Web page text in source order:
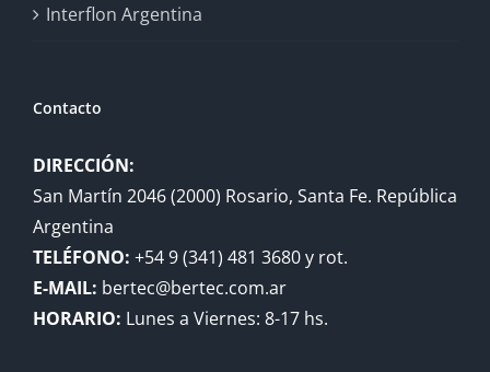
Interflon Argentina
Contacto
DIRECCIÓN:
San Martín 2046 (2000) Rosario, Santa Fe. República
Argentina
TELÉFONO: +54 9 (341) 481 3680 y rot.
E-MAIL: bertec@bertec.com.ar
HORARIO: Lunes a Viernes: 8-17 hs.